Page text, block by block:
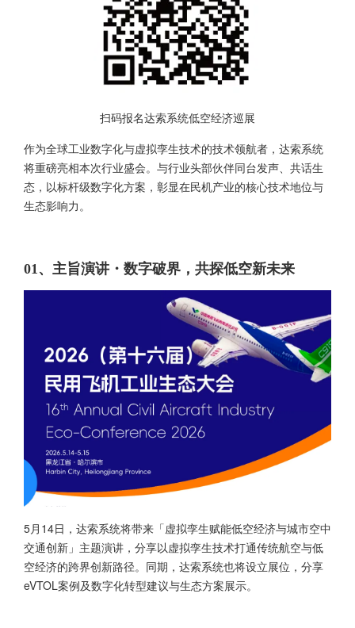
扫码报名达索系统低空经济巡展
作为全球工业数字化与虚拟孪生技术的技术领航者，达索系统
将重磅亮相本次行业盛会。与行业头部伙伴同台发声、共话生
态，以标杆级数字化方案，彰显在民机产业的核心技术地位与
生态影响力。
01、主旨演讲・数字破界，共探低空新未来
5月14日，达索系统将带来「虚拟孪生赋能低空经济与城市空中
交通创新」主题演讲，分享以虚拟孪生技术打通传统航空与低
空经济的跨界创新路径。同期，达索系统也将设立展位，分享
eVTOL案例及数字化转型建议与生态方案展示。